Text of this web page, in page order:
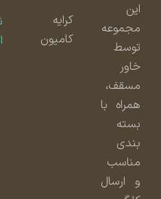
مجموعه
توسط
مسقف،
همراه با
بسته
بندی
مناسب
و ارسال
کامیون